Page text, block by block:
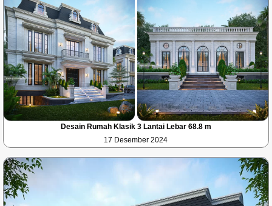
Desain Rumah Klasik 3 Lantai Lebar 68.8 m
17 Desember 2024